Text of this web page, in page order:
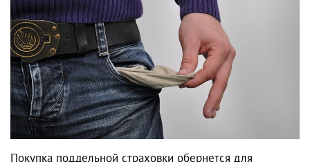
Покупка поддельной страховки обернется для